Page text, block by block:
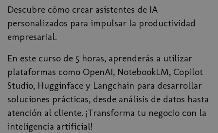
Descubre cómo crear asistentes de IA
personalizados para impulsar la productividad
empresarial.
En este curso de 5 horas, aprenderás a utilizar
plataformas como OpenAI, NotebookLM, Copilot
Studio, Hugginface y Langchain para desarrollar
soluciones prácticas, desde análisis de datos hasta
atención al cliente. ¡Transforma tu negocio con la
inteligencia artificial!